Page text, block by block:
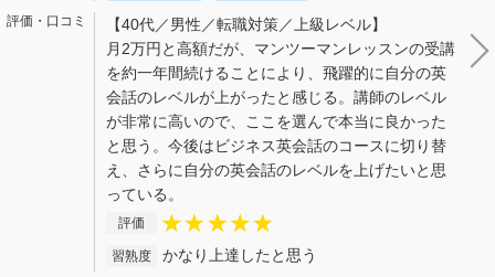
【40代／男性／転職対策／上級レベル】
月2万円と高額だが、マンツーマンレッスンの受講
を約一年間続けることにより、飛躍的に自分の英
会話のレベルが上がったと感じる。講師のレベル
が非常に高いので、ここを選んで本当に良かった
と思う。今後はビジネス英会話のコースに切り替
え、さらに自分の英会話のレベルを上げたいと思
っている。
評価
習熟度 かなり上達したと思う